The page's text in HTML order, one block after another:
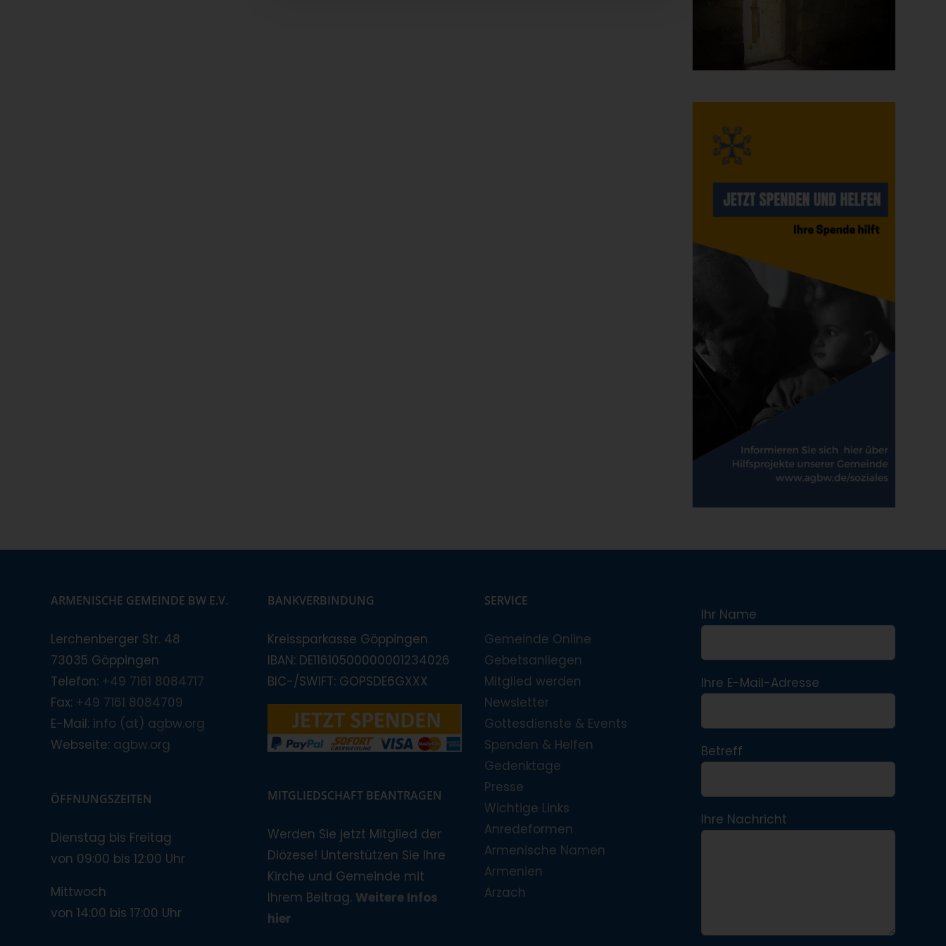
ARMENISCHE GEMEINDE BW E.V.
Lerchenberger Str. 48
73035 Göppingen
Telefon: +49 7161 8084717
Fax: +49 7161 8084709
E-Mail: info (at) agbw.org
Webseite: agbw.org
ÖFFNUNGSZEITEN
Dienstag bis Freitag
von 09:00 bis 12:00 Uhr
Mittwoch
von 14:00 bis 17:00 Uhr
BANKVERBINDUNG
Kreissparkasse Göppingen
IBAN: DE11610500000001234026
BIC-/SWIFT: GOPSDE6GXXX
MITGLIEDSCHAFT BEANTRAGEN
Werden Sie jetzt Mitglied der
Diözese! Unterstützen Sie Ihre
Kirche und Gemeinde mit
Ihrem Beitrag. Weitere Infos
hier
SERVICE
Gemeinde Online
Gebetsanliegen
Mitglied werden
Newsletter
Gottesdienste & Events
Spenden & Helfen
Gedenktage
Presse
Wichtige Links
Anredeformen
Armenische Namen
Armenien
Arzach
Ihr Name
Ihre E-Mail-Adresse
Betreff
Ihre Nachricht